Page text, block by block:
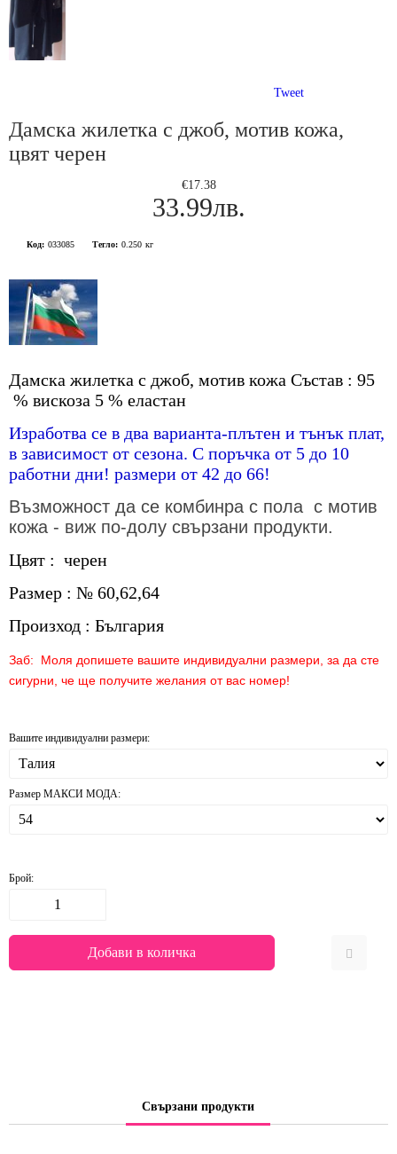
Tweet
Дамска жилетка с джоб, мотив кожа,
цвят черен
€17.38
33.99лв.
Код: 033085 Тегло: 0.250 кг
Дамска жилетка с джоб, мотив кожа Състав : 95
% вискоза 5 % еластан
Изработва се в два варианта-плътен и тънък плат,
в зависимост от сезона. С поръчка от 5 до 10
работни дни! размери от 42 до 66!
Възможност да се комбинра с пола с мотив
кожа - виж по-долу свързани продукти.
Цвят : черен
Размер : № 60,62,64
Произход : България
Заб: Моля допишете вашите индивидуални размери, за да сте
сигурни, че ще получите желания от вас номер!
Вашите индивидуални размери:
Размер МАКСИ МОДА:
Брой:
Свързани продукти